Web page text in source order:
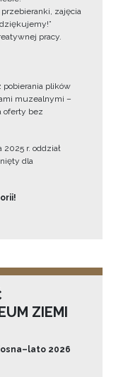
zajęcia
pracy.
pobierania plików
muzealnymi –
oferty bez
r. oddział
dla
ZIEMI
2026